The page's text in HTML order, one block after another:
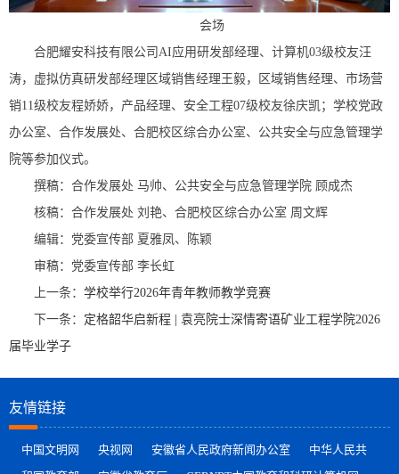
会场
合肥耀安科技有限公司AI应用研发部经理、计算机03级校友汪
涛，虚拟仿真研发部经理区域销售经理王毅，区域销售经理、市场营
销11级校友程娇娇，产品经理、安全工程07级校友徐庆凯；学校党政
办公室、合作发展处、合肥校区综合办公室、公共安全与应急管理学
院等参加仪式。
撰稿：合作发展处 马帅、公共安全与应急管理学院 顾成杰
核稿：合作发展处 刘艳、合肥校区综合办公室 周文辉
编辑：党委宣传部 夏雅凤、陈颖
审稿：党委宣传部 李长虹
上一条： 学校举行2026年青年教师教学竞赛
下一条： 定格韶华启新程 | 袁亮院士深情寄语矿业工程学院2026
届毕业学子
友情链接
中国文明网 央视网 安徽省人民政府新闻办公室
中华人民共